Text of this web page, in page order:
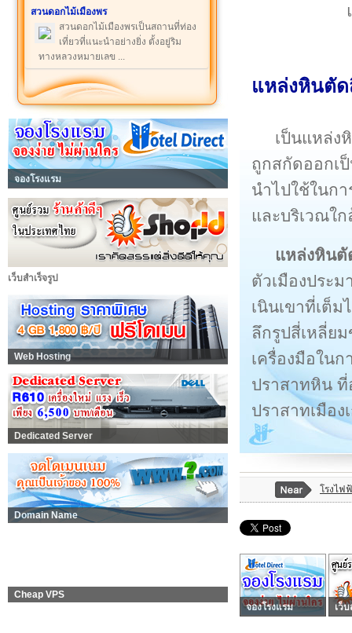
สวนดอกไม้เมืองพร
สวนดอกไม้เมืองพรเป็นสถานที่ท่อง
เที่ยวที่แนะนำอย่างยิ่ง ตั้งอยู่ริม
ทางหลวงหมายเลข ...
จองโรงแรม
เว็บสำเร็จรูป
Web Hosting
Dedicated Server
Domain Name
Cheap VPS
แหล่งหินตั
เป็นแหล่ง
ถูกสกัดออกเ
นำไปใช้ในก
และบริเวณใก
แหล่งหิน
ตัวเมืองประ
เนินเขาที่เต็
ลึกรูปสี่เหลี่ย
เครื่องมือใน
ปราสาทหิน ที่
ปราสาทเมือง
โรงไฟ
จองโรงแรม เว็